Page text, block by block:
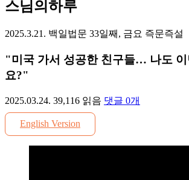
스님의하루
2025.3.21. 백일법문 33일째, 금요 즉문즉설
"미국 가서 성공한 친구들… 나도
요?"
2025.03.24. 39,116 읽음 댓글 0개
English Version